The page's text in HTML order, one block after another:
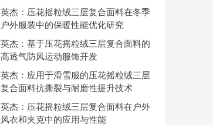
英杰：压花摇粒绒三层复合面料在冬季
户外服装中的保暖性能优化研究
英杰：基于压花摇粒绒三层复合面料的
高透气防风运动服饰开发
英杰：应用于滑雪服的压花摇粒绒三层
复合面料抗撕裂与耐磨性提升技术
英杰：压花摇粒绒三层复合面料在户外
风衣和夹克中的应用与性能